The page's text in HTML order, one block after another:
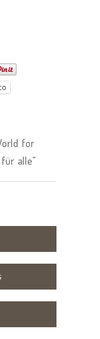
for
alle"